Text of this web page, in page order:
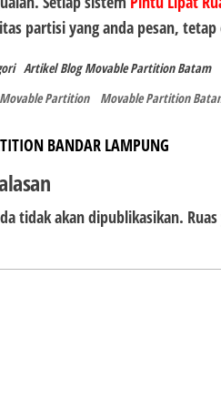
partisi yang anda pesan,
Artikel Blog Movable Partition Batam
Movable Partition Movable Partition
BANDAR LAMPUNG
tidak akan dipublikasikan.